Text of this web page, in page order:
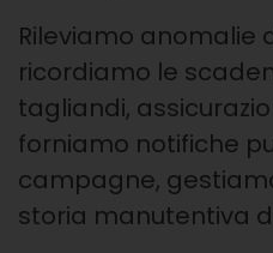
Rileviamo anomalie
ricordiamo le
tagliandi,
forniamo notifiche
campagne,
storia manutentiva